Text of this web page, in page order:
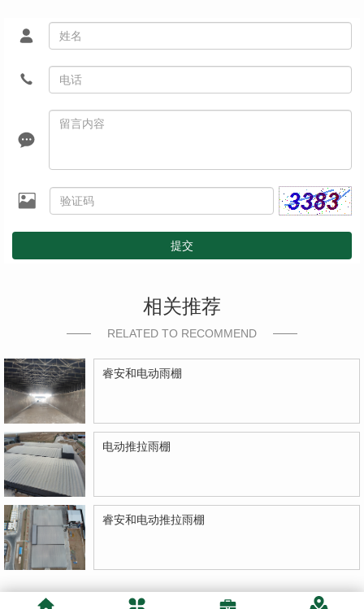
提交
相关推荐
RELATED TO RECOMMEND
睿安和电动雨棚
电动推拉雨棚
睿安和电动推拉雨棚